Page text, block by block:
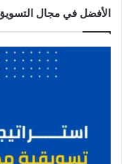
الأفضل في مجال